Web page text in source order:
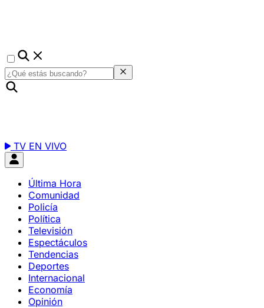
TV EN VIVO
Última Hora
Comunidad
Policía
Política
Televisión
Espectáculos
Tendencias
Deportes
Internacional
Economía
Opinión